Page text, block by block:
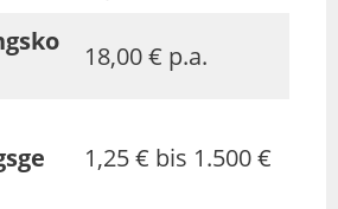
18,00 € p.a.
1,25 € bis 1.500 €